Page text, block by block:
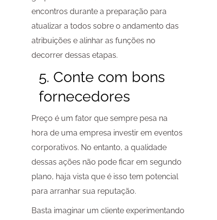
encontros durante a preparação para
atualizar a todos sobre o andamento das
atribuições e alinhar as funções no
decorrer dessas etapas.
5. Conte com bons
fornecedores
Preço é um fator que sempre pesa na
hora de uma empresa investir em eventos
corporativos. No entanto, a qualidade
dessas ações não pode ficar em segundo
plano, haja vista que é isso tem potencial
para arranhar sua reputação.
Basta imaginar um cliente experimentando